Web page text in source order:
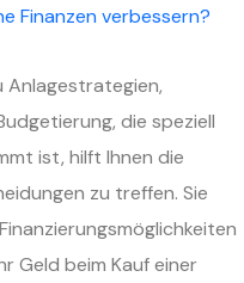
Finanzen verbessern?
Anlagestrategien,
die speziell
ist, hilft Ihnen die
zu treffen. Sie
Geld beim Kauf einer